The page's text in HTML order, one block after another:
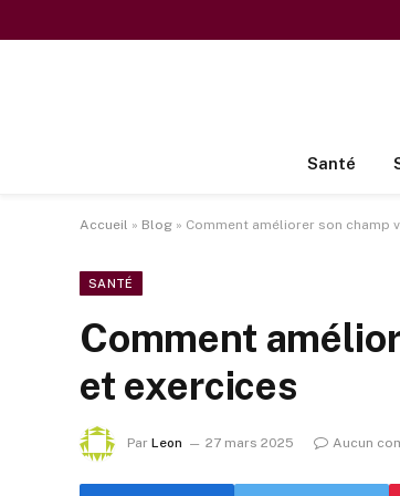
Santé
Accueil » Blog » Comment améliorer son champ
SANTÉ
Comment
et exercices
Par Leon 27 mars 2025 Aucun